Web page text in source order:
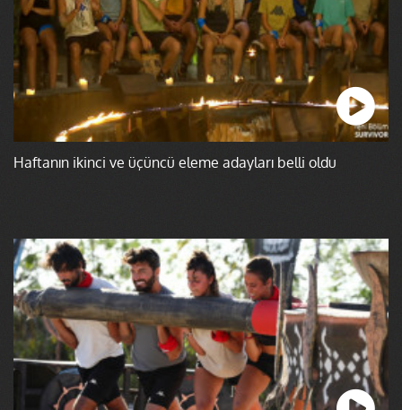
Haftanın ikinci ve üçüncü eleme adayları belli oldu